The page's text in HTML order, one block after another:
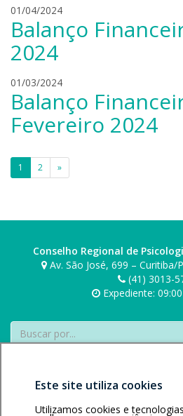
k
i
e
k
i
r
o
e
r
01/04/2024l
e
a
r
o
o
e
k
Balanço
2024
01/03/2024l
e
a
n
r
o
n
e
r
Balanço
Fevereiro 2024
Paginação
posts
1 2 »
Conselho Regional de
Av. São José, 699 – Curitiba/
(41) 3013-
Expediente:
Buscar
Este site utiliza cookies
Utilizamos cookies e